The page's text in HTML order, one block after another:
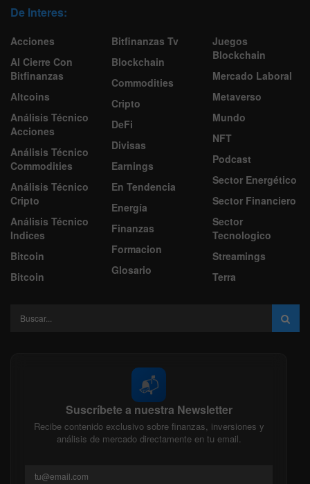
De Interes:
Acciones
Al Cierre Con
Bitfinanzas
Altcoins
Análisis Técnico
Acciones
Análisis Técnico
Commodities
Análisis Técnico
Cripto
Análisis Técnico
Indices
Bitcoin
Bitcoin
Bitfinanzas Tv
Blockchain
Commodities
Cripto
DeFi
Divisas
Earnings
En Tendencia
Energía
Finanzas
Formacion
Glosario
Juegos
Blockchain
Mercado Laboral
Metaverso
Mundo
NFT
Podcast
Sector Energético
Sector Financiero
Sector
Tecnologico
Streamings
Terra
📬
Suscríbete a nuestra Newsletter
Recibe contenido exclusivo sobre finanzas, inversiones y
análisis de mercado directamente en tu email.